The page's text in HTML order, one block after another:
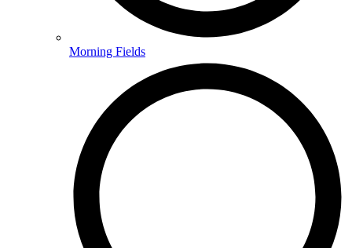
Morning Fields